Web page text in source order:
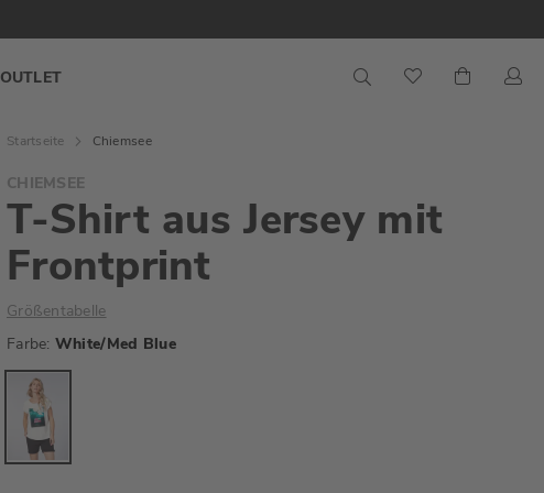
OUTLET
Mein
CHIEMSEE
T-Shirt aus Jersey mit
Frontprint
Größentabelle
Farbe White/Med Blue
Startseite Chiemsee